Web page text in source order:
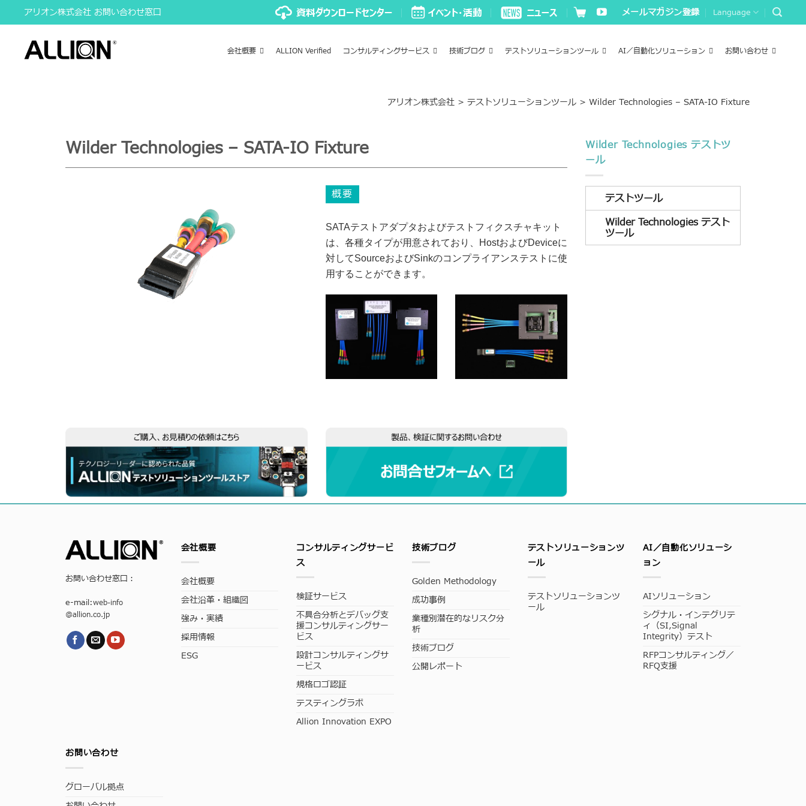
to
content
アリオン株式会社 お問い合わせ窓口 メールマガジン登録 Language
会社概要 ALLION Verified コンサルティングサービス 技術ブログ テストソリューションツール AI／自動化ソリューション お問い合わせ
アリオン株式会社> テストソリューションツール> Wilder Technologies – SATA-IO Fixture
Wilder Technologies – SATA-IO Fixture
概要
SATAテストアダプタおよびテストフィクスチャキット
は、各種タイプが用意されており、HostおよびDeviceに
対してSourceおよびSinkのコンプライアンステストに使
用することができます。
Wilder Technologies テストツ
ール
テストツール
Wilder Technologies テスト
ツール
お問い合わせ窓口：
e-mail:web-info
@allion.co.jp
会社概要
会社概要
会社沿革・組織図
強み・実績
採用情報
ESG
コンサルティングサービ
ス
検証サービス
不具合分析とデバッグ支
援コンサルティングサー
ビス
設計コンサルティングサ
ービス
規格ロゴ認証
テスティングラボ
Allion Innovation EXPO
技術ブログ
Golden Methodology
成功事例
業種別潜在的なリスク分
析
技術ブログ
公開レポート
テストソリューションツ
ール
テストソリューションツ
ール
AI／自動化ソリューシ
ョン
AIソリューション
シグナル・インテグリテ
ィ（SI,Signal
Integrity）テスト
RFPコンサルティング／
RFQ支援
お問い合わせ
グローバル拠点